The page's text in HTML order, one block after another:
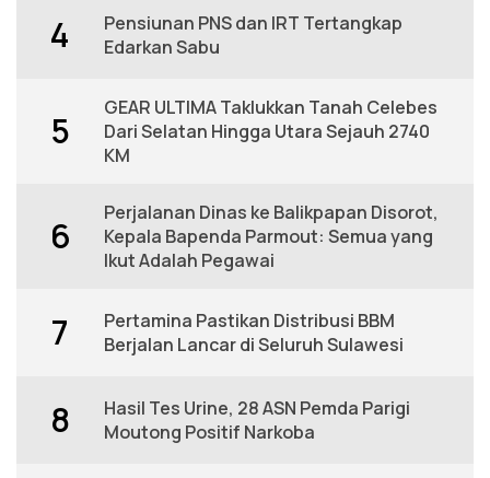
4
Pensiunan PNS dan IRT Tertangkap
Edarkan Sabu
5
GEAR ULTIMA Taklukkan Tanah Celebes
Dari Selatan Hingga Utara Sejauh 2740
KM
6
Perjalanan Dinas ke Balikpapan Disorot,
Kepala Bapenda Parmout: Semua yang
Ikut Adalah Pegawai
7
Pertamina Pastikan Distribusi BBM
Berjalan Lancar di Seluruh Sulawesi
8
Hasil Tes Urine, 28 ASN Pemda Parigi
Moutong Positif Narkoba